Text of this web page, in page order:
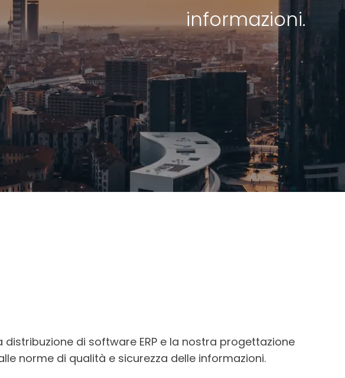
informazioni.
di software ERP e la nostra progettazione
norme di qualità e sicurezza delle informazioni.